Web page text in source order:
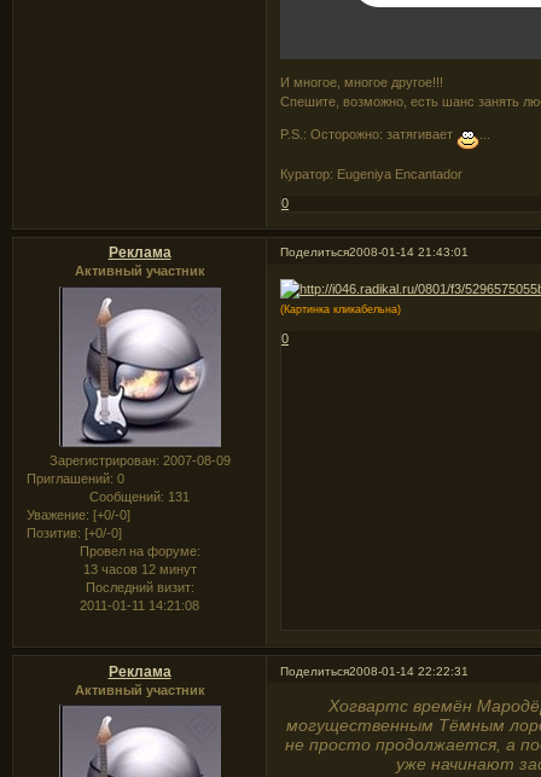
И многое, многое другое!!!
Спешите, возможно, есть шанс занять
P.S.: Осторожно: затягивает
Куратор: Eugeniya Encantador
0
Поделиться2008-01-14 21:43:01
Реклама
Активный участник
Зарегистрирован: 2007-08-09
Приглашений: 0
Сообщений: 131
Уважение: [+0/-0]
Позитив: [+0/-0]
Провел на форуме:
13 часов 12 минут
Последний визит:
2011-01-11 14:21:08
(Картинка кликабельна)
0
Поделиться2008-01-14 22:22:31
Реклама
Активный участник
Хогвартс времён
могущественным Тёмным
не просто продолжается, а
уже начинают